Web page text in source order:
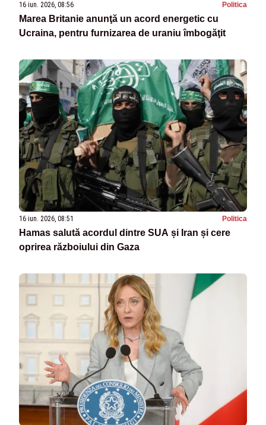
16 iun. 2026, 08:56 Politica
Marea Britanie anunţă un acord energetic cu
Ucraina, pentru furnizarea de uraniu îmbogăţit
16 iun. 2026, 08:51 Politica
Hamas salută acordul dintre SUA și Iran și cere
oprirea războiului din Gaza